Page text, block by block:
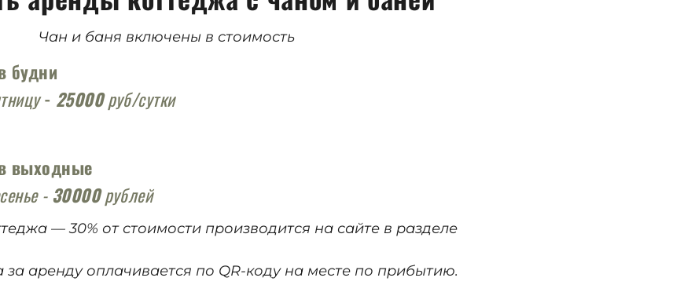
Чан и баня включены в стоимость
будни
- 25000руб/сутки
выходные
- 30000рублей
— 30% от стоимости производится на сайте в разделе
аренду оплачивается по QR-коду на месте по прибытию.